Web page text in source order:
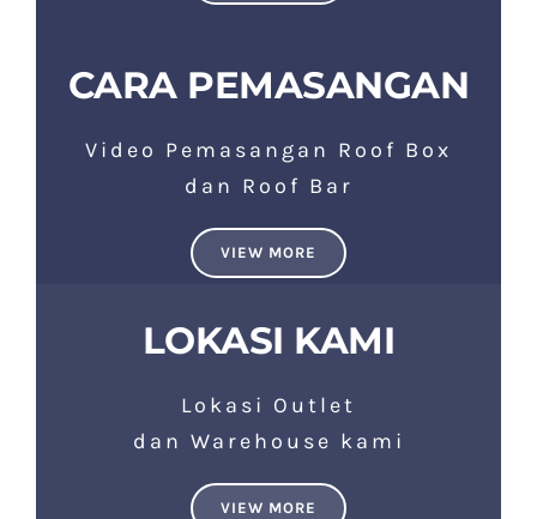
CARA PEMASANGAN
Video Pemasangan Roof Box
dan Roof Bar
VIEW MORE
LOKASI KAMI
Lokasi Outlet
dan Warehouse kami
VIEW MORE